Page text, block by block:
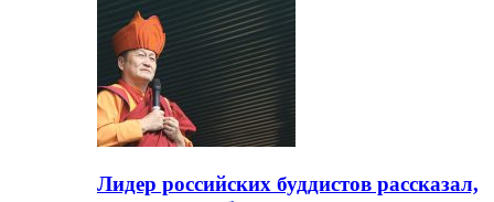
Лидер российских буддистов рассказал,